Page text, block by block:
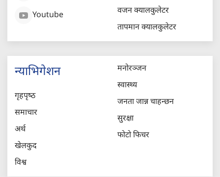
Youtube
वजन क्यालकुलेटर
तापमान क्यालकुलेटर
न्याभिगेशन
गृहपृष्‍ठ
समाचार
अर्थ
खेलकुद
विश्व
मनोरञ्जन
स्वास्थ्य
जनता जान्न चाहन्छन
सुरक्षा
फोटो फिचर